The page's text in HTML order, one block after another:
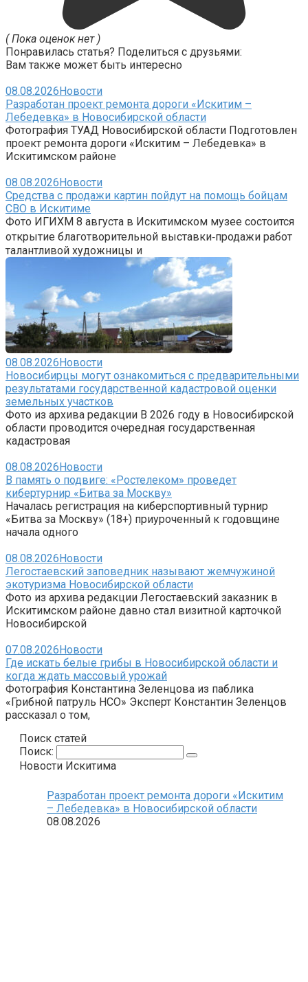
( Пока оценок нет )
Понравилась статья? Поделиться с друзьями:
Вам также может быть интересно
08.08.2026Новости
Разработан проект ремонта дороги «Искитим –
Лебедевка» в Новосибирской области
Фотография ТУАД Новосибирской области Подготовлен
проект ремонта дороги «Искитим – Лебедевка» в
Искитимском районе
08.08.2026Новости
Средства с продажи картин пойдут на помощь бойцам
СВО в Искитиме
Фото ИГИХМ 8 августа в Искитимском музее состоится
открытие благотворительной выставки‑продажи работ
талантливой художницы и
08.08.2026Новости
Новосибирцы могут ознакомиться с предварительными
результатами государственной кадастровой оценки
земельных участков
Фото из архива редакции В 2026 году в Новосибирской
области проводится очередная государственная
кадастровая
08.08.2026Новости
В память о подвиге: «Ростелеком» проведет
кибертурнир «Битва за Москву»
Началась регистрация на киберспортивный турнир
«Битва за Москву» (18+) приуроченный к годовщине
начала одного
08.08.2026Новости
Легостаевский заповедник называют жемчужиной
экотуризма Новосибирской области
Фото из архива редакции Легостаевский заказник в
Искитимском районе давно стал визитной карточкой
Новосибирской
07.08.2026Новости
Где искать белые грибы в Новосибирской области и
когда ждать массовый урожай
Фотография Константина Зеленцова из паблика
«Грибной патруль НСО» Эксперт Константин Зеленцов
рассказал о том,
Поиск статей
Поиск:
Новости Искитима
Разработан проект ремонта дороги «Искитим
– Лебедевка» в Новосибирской области
08.08.2026